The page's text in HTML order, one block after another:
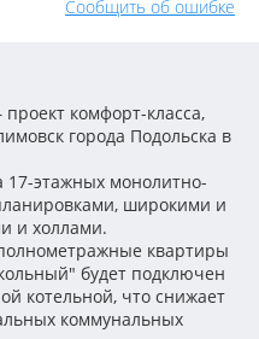
Сообщить об ошибке
комфорт-класса,
города Подольска в
17-этажных монолитно-
широкими и
и холлами.
квартиры
будет подключен
котельной, что снижает
коммунальных